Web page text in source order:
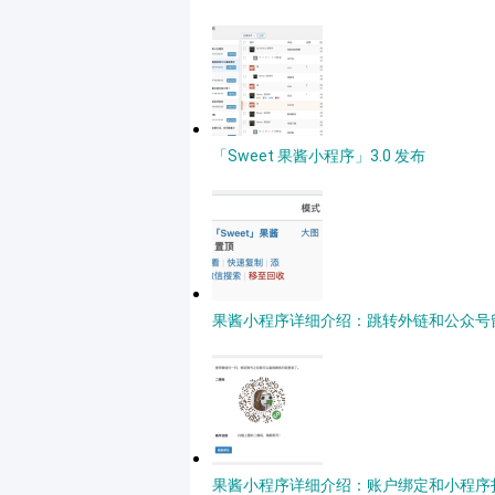
「Sweet 果酱小程序」3.0 发布
果酱小程序详细介绍：跳转外链和公众号
果酱小程序详细介绍：账户绑定和小程序